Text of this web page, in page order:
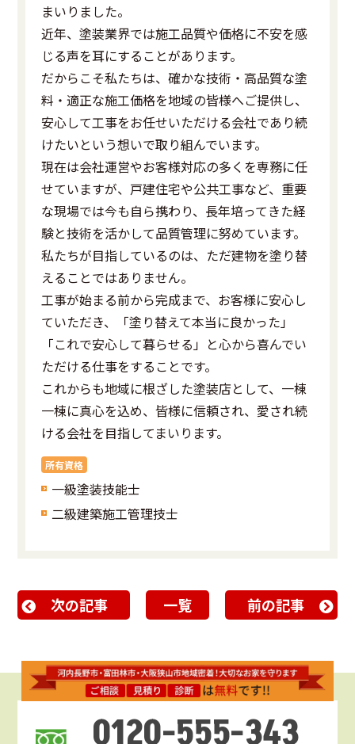
まいりました。
近年、塗装業界では施工品質や価格に不安を感
じる声を耳にすることがあります。
だからこそ私たちは、確かな技術・高品質な塗
料・適正な施工価格を地域の皆様へご提供し、
安心して工事をお任せいただける会社であり続
けたいという想いで取り組んでいます。
現在は会社運営やお客様対応の多くを専務に任
せていますが、戸建住宅や公共工事など、重要
な現場では今も自ら携わり、長年培ってきた経
験と技術を活かして品質管理に努めています。
私たちが目指しているのは、ただ建物を塗り替
えることではありません。
工事が始まる前から完成まで、お客様に安心し
ていただき、「塗り替えて本当に良かった」
「これで安心して暮らせる」と心から喜んでい
ただける仕事をすることです。
これからも地域に根ざした塗装店として、一棟
一棟に真心を込め、皆様に信頼され、愛され続
ける会社を目指してまいります。
所有資格
一級塗装技能士
二級建築施工管理技士
次の記事 一覧 前の記事
0120-555-343